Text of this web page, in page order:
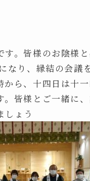
。皆様のお陰様
なり、縁結の会議
から、十四日は十
皆様とご一緒に
しょう